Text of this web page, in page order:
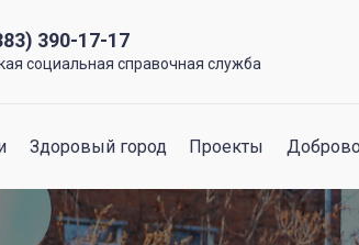
390-17-17
социальная справочная служба
Здоровый город Проекты